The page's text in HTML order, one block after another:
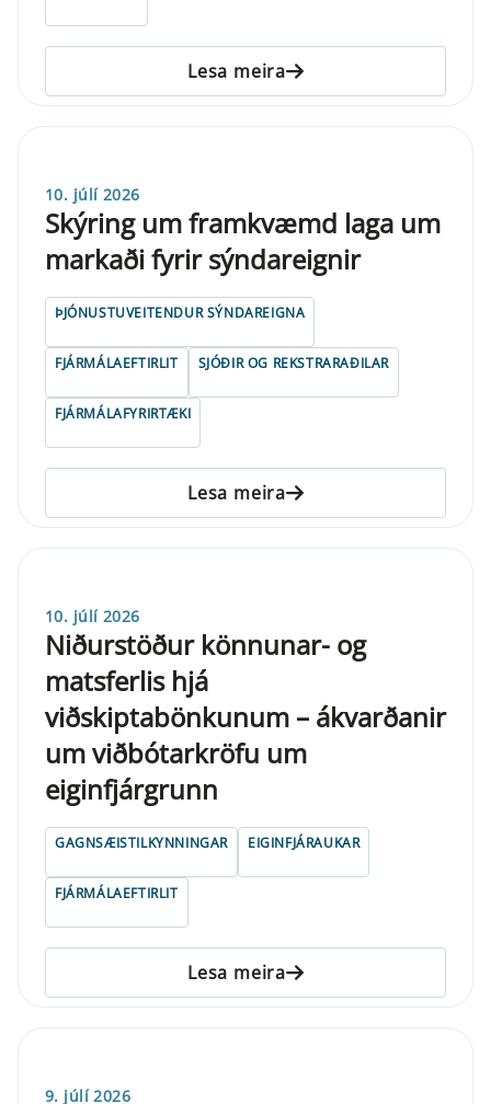
Lesa meira
10. júlí 2026
Skýring um framkvæmd laga um
markaði fyrir sýndareignir
ÞJÓNUSTUVEITENDUR SÝNDAREIGNA
FJÁRMÁLAEFTIRLIT SJÓÐIR OG REKSTRARAÐILAR
FJÁRMÁLAFYRIRTÆKI
Lesa meira
10. júlí 2026
Niðurstöður könnunar- og
matsferlis hjá
viðskiptabönkunum – ákvarðanir
um viðbótarkröfu um
eiginfjárgrunn
GAGNSÆISTILKYNNINGAR EIGINFJÁRAUKAR
FJÁRMÁLAEFTIRLIT
Lesa meira
9. júlí 2026